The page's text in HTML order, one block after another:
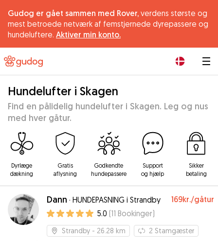
Gudog er gået sammen med Rover, verdens største og
mest betroede netværk af femstjernede dyrepassere og
hundeluftere. Aktiver min konto.
Hundelufter i Skagen
Find en pålidelig hundelufter i Skagen. Leg og nus
med hver gåtur.
Dyrlæge
dækning
Gratis
aflysning
Godkendte
hundepassere
Support
og hjælp
Sikker
betaling
Dann · HUNDEPASNING i Strandby 169kr./gåtur
5.0 (11 Bookinger)
Strandby - 26.28 km 2 Stamgæster